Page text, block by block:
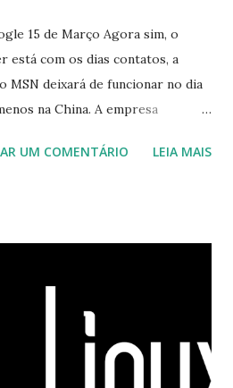
15 de Março Agora sim, o
está com os dias contatos, a
MSN deixará de funcionar no dia
na China. A empresa
MSN, segundo a empresa, os
muitos profissionais de TI) ,
claro, sempre existem outras
mostra como opção.
UM COMENTÁRIO LEIA MAIS